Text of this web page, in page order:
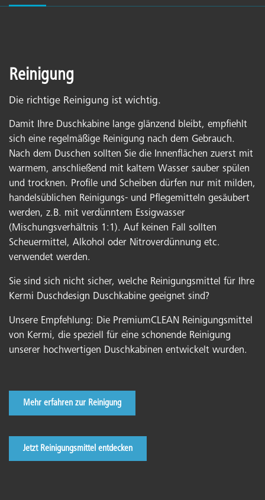
Reinigung
Die richtige Reinigung ist wichtig.
Damit Ihre Duschkabine lange glänzend bleibt, empfiehlt
sich eine regelmäßige Reinigung nach dem Gebrauch.
Nach dem Duschen sollten Sie die Innenflächen zuerst mit
warmem, anschließend mit kaltem Wasser sauber spülen
und trocknen. Profile und Scheiben dürfen nur mit milden,
handelsüblichen Reinigungs- und Pflegemitteln gesäubert
werden, z.B. mit verdünntem Essigwasser
(Mischungsverhältnis 1:1). Auf keinen Fall sollten
Scheuermittel, Alkohol oder Nitroverdünnung etc.
verwendet werden.
Sie sind sich nicht sicher, welche Reinigungsmittel für Ihre
Kermi Duschdesign Duschkabine geeignet sind?
Unsere Empfehlung: Die PremiumCLEAN Reinigungsmittel
von Kermi, die speziell für eine schonende Reinigung
unserer hochwertigen Duschkabinen entwickelt wurden.
Mehr erfahren zur Reinigung
Jetzt Reinigungsmittel entdecken